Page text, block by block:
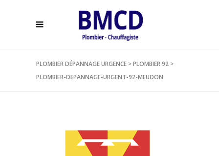
PLOMBIER DÉPANNAGE URGENCE >PLOMBIER 92 >
PLOMBIER-DEPANNAGE-URGENT-92-MEUDON